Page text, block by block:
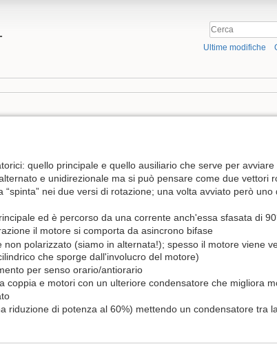
Ultime modifiche
quello principale e quello ausiliario che serve per
e unidirezionale ma si può pensare come due vettori
nei due versi di rotazione; una volta avviato però uno
ed è percorso da una corrente anch'essa sfasata di
il motore si comporta da asincrono bifase
non polarizzato (siamo in alternata!); spesso il motore viene
che sporge dall'involucro del motore)
per senso orario/antiorario
e motori con un ulteriore condensatore che migliora
riduzione di potenza al 60%) mettendo un condensatore tra